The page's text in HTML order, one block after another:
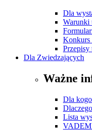
Dla
Warunki
Konkurs
Przepisy
Dla Zwiedzających
Ważne
Dla
Lista